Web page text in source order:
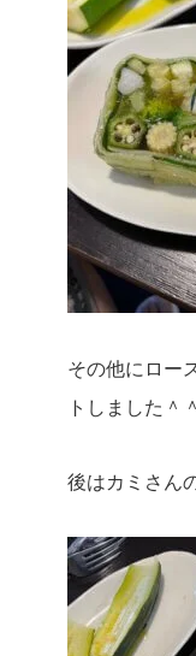
その他にロー
トしました＾＾
後はカミさん